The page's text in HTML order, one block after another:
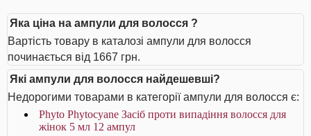
Яка ціна на ампули для волосся ?
Вартість товару в каталозі ампули для волосся
починається від 1667 грн.
Які ампули для волосся найдешевші?
Недорогими товарами в категорії ампули для волосся є:
Phyto Phytocyane Засіб проти випадіння волосся для
жінок 5 мл 12 ампул